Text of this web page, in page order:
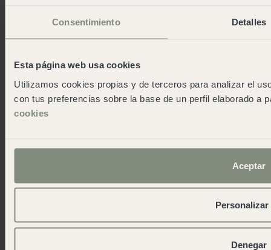
Consentimiento Detalles
Esta página web usa cookies
Utilizamos cookies propias y de terceros para analizar el
con tus preferencias sobre la base de un perfil elaborado a
cookies
Aceptar
Personalizar
Denegar
San Sebastián
Cudillero
Reserva Alecrim
Jávea
Pedraforca
As green as possible camps
Sala stampa
Scarica la nostra app